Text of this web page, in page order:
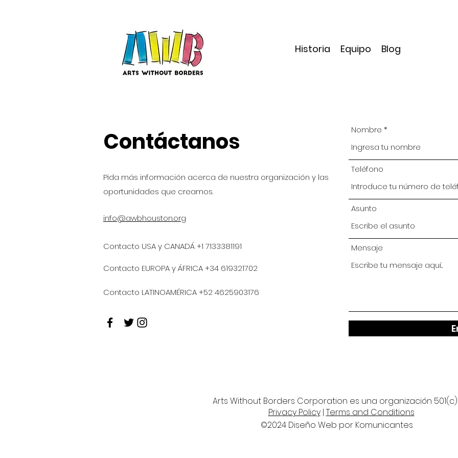
Historia Equipo Blog
Contáctanos
Pida más información acerca de nuestra organización y las
oportunidades que creamos.
info@awbhouston.org
Contacto USA y CANADÁ +1 7133381191
Contacto EUROPA y ÁFRICA +34 619321702
Contacto LATINOAMÉRICA +52 4625903176
Nombre
Teléfono
Asunto
Mensaje
Arts Without Borders Corporation es una organización
Privacy Policy| Terms and Conditions
©2024 Diseño Web por Komunicantes